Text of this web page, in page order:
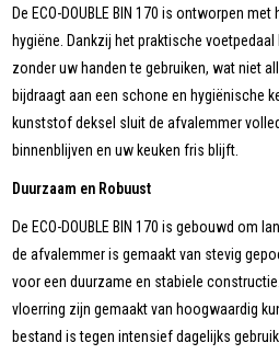
De ECO-DOUBLE BIN 170 is ontworpen
hygiëne. Dankzij het praktische
zonder uw handen te gebruiken, wat niet
bijdraagt aan een schone en hygiënische
kunststof deksel sluit de afvalemmer
binnenblijven en uw keuken fris blijft.
Duurzaam en Robuust
De ECO-DOUBLE BIN 170 is gebouwd om
de afvalemmer is gemaakt van stevig
voor een duurzame en stabiele
vloerring zijn gemaakt van hoogwaardig
bestand is tegen intensief dagelijks